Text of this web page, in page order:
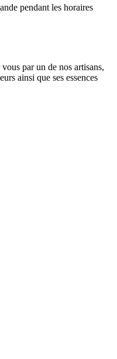
pendant les horaires
par un de nos artisans,
ainsi que ses essences